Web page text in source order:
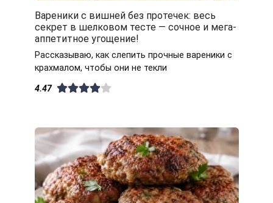
Вареники с вишней без протечек: весь
секрет в шелковом тесте — сочное и мега-
аппетитное угощение!
Рассказываю, как слепить прочные вареники с
крахмалом, чтобы они не текли
4.47